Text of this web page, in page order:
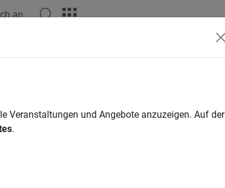
an
was this information?
Veranstaltungen und Angebote anzuzeigen. Auf der
.